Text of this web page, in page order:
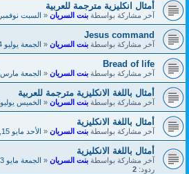
أمثال انكليزية مترجمة للعربية
آخر مشاركة بواسطةبنت السريان«السبت نوفمبر 18, 2017 9:53 am
Jesus command
آخر مشاركة بواسطةبنت السريان«الجمعة يوليو 14, 2017 1:01 pm
Bread of life
آخر مشاركة بواسطةبنت السريان«الجمعة مارس 10, 2017 9:26 am
أمثال باللغة الانكليزية مترجمة للعربية
آخر مشاركة بواسطةبنت السريان«الخميس يوليو 07, 2016 9:43 pm
أمثال باللغة الانكليزية
آخر مشاركة بواسطةبنت السريان«الأحد مايو 15, 2016 10:27 pm
أمثال باللغة الانكليزية
آخر مشاركة بواسطةبنت السريان«الجمعة مايو 13, 2016 3:50 pm
ردود: 2